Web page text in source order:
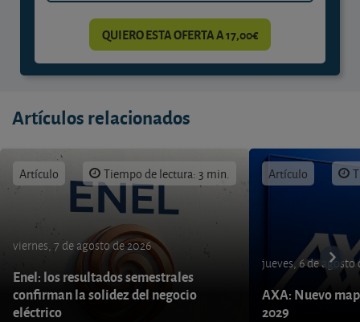
QUIERO ESTA OFERTA A 17,00€
Artículos relacionados
Artículo Tiempo de lectura: 3 min.
viernes, 7 de agosto de 2026
Enel: los resultados semestrales
confirman la solidez del negocio
eléctrico
Artículo
jueves, 6 de agosto
AXA: Nuevo
2029